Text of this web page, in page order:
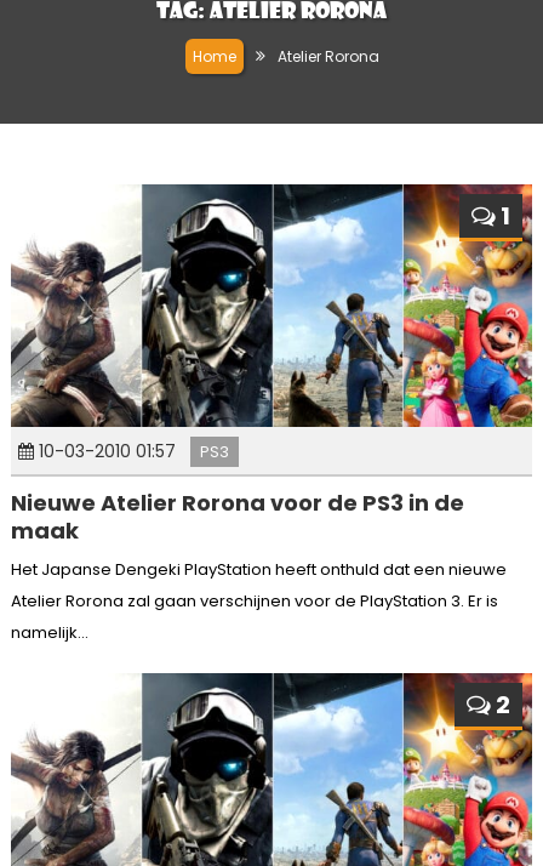
Tag: Atelier Rorona
Home Atelier Rorona
1
10-03-2010 01:57 PS3
Nieuwe Atelier Rorona voor de PS3 in de
maak
Het Japanse Dengeki PlayStation heeft onthuld dat een nieuwe
Atelier Rorona zal gaan verschijnen voor de PlayStation 3. Er is
namelijk...
2